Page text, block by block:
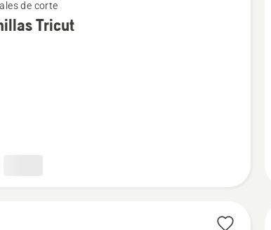
de corte
Tricut